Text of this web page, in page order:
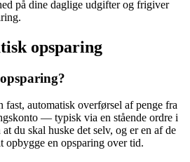
på dine daglige udgifter og frigiver
opsparing
fast, automatisk overførsel af penge fra
— typisk via en stående ordre i
du skal huske det selv, og er en af de
opbygge en opsparing over tid.